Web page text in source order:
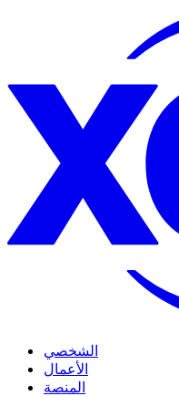
الشخصي
الأعمال
المنصة